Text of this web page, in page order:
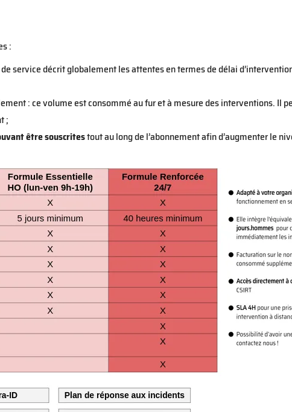
:
service décrit globalement les attentes en termes de délai
: ce volume est consommé au fur et à mesure des interventions. Il
;
être souscritestout au long de l’abonnement afin d’augmenter le